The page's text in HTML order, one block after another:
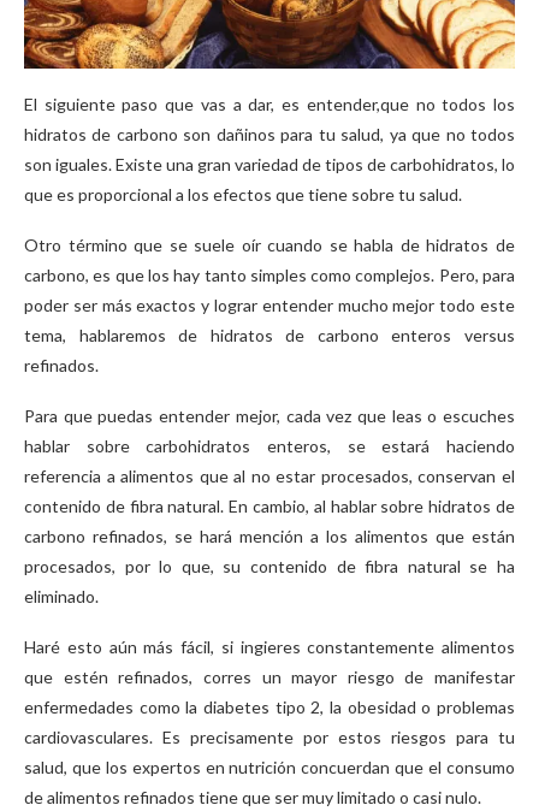
El siguiente paso que vas a dar, es entender,que no todos los
hidratos de carbono son dañinos para tu salud, ya que no todos
son iguales. Existe una gran variedad de tipos de carbohidratos, lo
que es proporcional a los efectos que tiene sobre tu salud.
Otro término que se suele oír cuando se habla de hidratos de
carbono, es que los hay tanto simples como complejos. Pero, para
poder ser más exactos y lograr entender mucho mejor todo este
tema, hablaremos de hidratos de carbono enteros versus
refinados.
Para que puedas entender mejor, cada vez que leas o escuches
hablar sobre carbohidratos enteros, se estará haciendo
referencia a alimentos que al no estar procesados, conservan el
contenido de fibra natural. En cambio, al hablar sobre hidratos de
carbono refinados, se hará mención a los alimentos que están
procesados, por lo que, su contenido de fibra natural se ha
eliminado.
Haré esto aún más fácil, si ingieres constantemente alimentos
que estén refinados, corres un mayor riesgo de manifestar
enfermedades como la diabetes tipo 2, la obesidad o problemas
cardiovasculares. Es precisamente por estos riesgos para tu
salud, que los expertos en nutrición concuerdan que el consumo
de alimentos refinados tiene que ser muy limitado o casi nulo.